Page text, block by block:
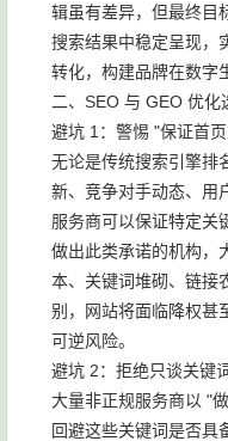
辑虽有差异，但最终目
搜索结果中稳定呈现，
转化，构建品牌在数字
二、SEO 与 GEO 优化
避坑 1：警惕 "保证首
无论是传统搜索引擎排
新、竞争对手动态、用
服务商可以保证特定关
做出此类承诺的机构，
本、关键词堆砌、链接
别，网站将面临降权甚
可逆风险。
避坑 2：拒绝只谈关键
大量非正规服务商以 "
回避这些关键词是否具